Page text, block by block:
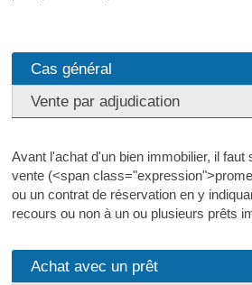
Cas général
Vente par adjudication
Avant l'achat d'un bien immobilier, il
vente (<span
ou un contrat de réservation en y
recours ou non à un ou plusieurs prêts
Achat avec un prêt